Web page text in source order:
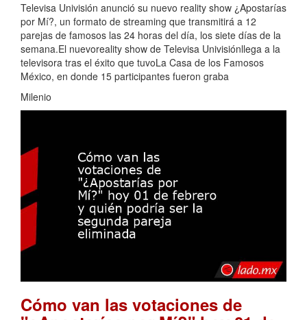
Televisa Univisión anunció su nuevo reality show ¿Apostarías
por Mí?, un formato de streaming que transmitirá a 12
parejas de famosos las 24 horas del día, los siete días de la
semana.El nuevoreality show de Televisa Univisiónllega a la
televisora tras el éxito que tuvoLa Casa de los Famosos
México, en donde 15 participantes fueron graba
Milenio
Cómo van las votaciones de